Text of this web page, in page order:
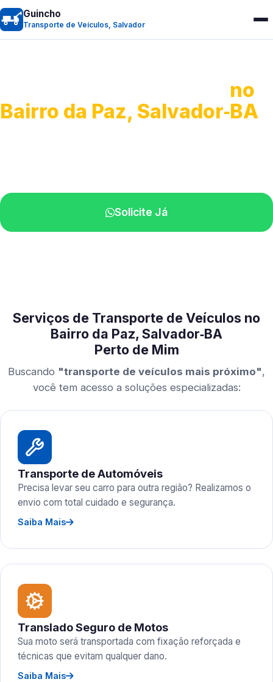
Guincho
Transporte de Veículos, Salvador
no
Bairro da Paz, Salvador‑BA
Solicite Já
Serviços de Transporte de Veículos no
Bairro da Paz, Salvador‑BA
Perto de Mim
Buscando "transporte de veículos mais próximo",
você tem acesso a soluções especializadas:
Transporte de Automóveis
Precisa levar seu carro para outra região? Realizamos o
envio com total cuidado e segurança.
Saiba Mais
Translado Seguro de Motos
Sua moto será transportada com fixação reforçada e
técnicas que evitam qualquer dano.
Saiba Mais